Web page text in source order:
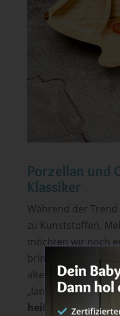
Porzellan und
Klassiker
Während der
zu Kunststoffen,
möchten wir noch
bringen, das
alte
Porzellan.Der
„langsamer Leiter“,
heiß, bleibt aber